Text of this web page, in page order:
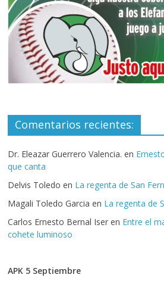
Comentarios recientes:
Dr. Eleazar Guerrero Valencia. en
que canta
Delvis Toledo en La regenta de San
Magali Toledo Garcia en La regenta de
Carlos Ernesto Bernal Iser en Entre el
cohete luminoso
APK 5 Septiembre